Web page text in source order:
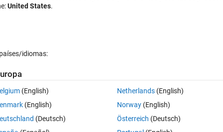
; w2])
United States.
idiomas:
(English)
(English)
(Deutsch)
Netherlands(English)
Norway(English)
Österreich (Deutsch)